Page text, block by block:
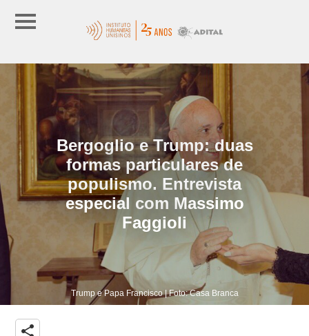
Bergoglio e Trump: duas
formas particulares de
populismo. Entrevista
especial com Massimo
Faggioli
Trump e Papa Francisco | Foto: Casa Branca
share